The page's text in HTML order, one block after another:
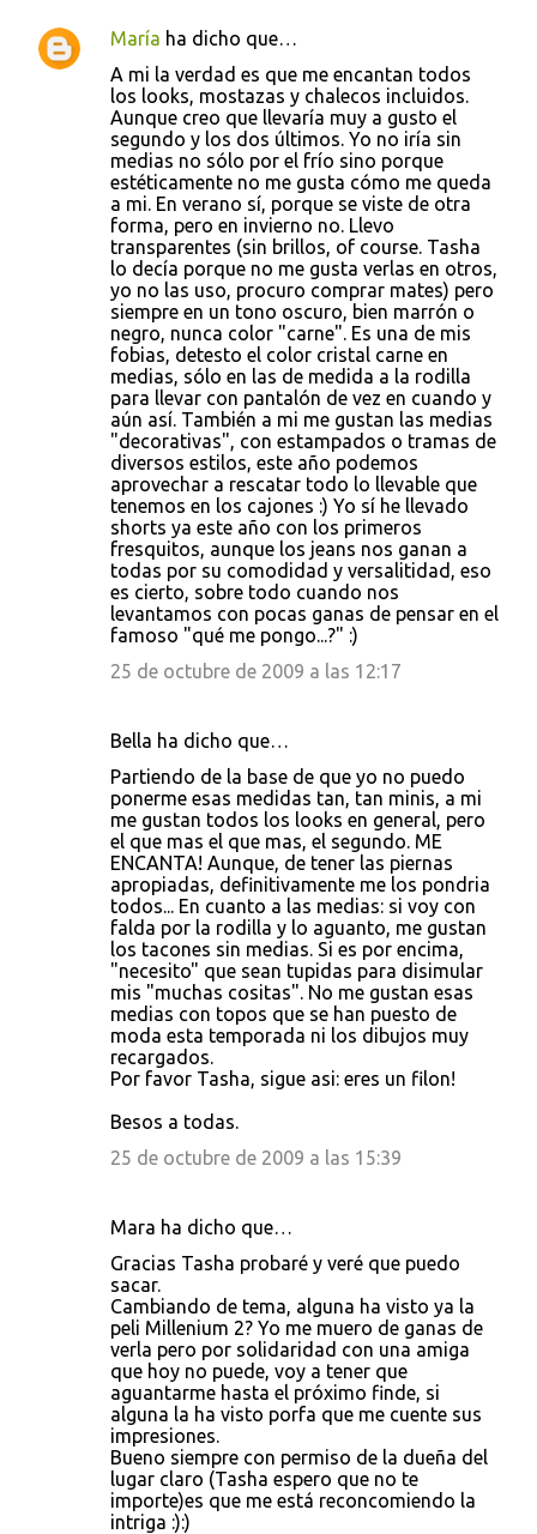
María ha dicho que…
A mi la verdad es que me encantan todos
los looks, mostazas y chalecos incluidos.
Aunque creo que llevaría muy a gusto el
segundo y los dos últimos. Yo no iría sin
medias no sólo por el frío sino porque
estéticamente no me gusta cómo me queda
a mi. En verano sí, porque se viste de otra
forma, pero en invierno no. Llevo
transparentes (sin brillos, of course. Tasha
lo decía porque no me gusta verlas en otros,
yo no las uso, procuro comprar mates) pero
siempre en un tono oscuro, bien marrón o
negro, nunca color "carne". Es una de mis
fobias, detesto el color cristal carne en
medias, sólo en las de medida a la rodilla
para llevar con pantalón de vez en cuando y
aún así. También a mi me gustan las medias
"decorativas", con estampados o tramas de
diversos estilos, este año podemos
aprovechar a rescatar todo lo llevable que
tenemos en los cajones :) Yo sí he llevado
shorts ya este año con los primeros
fresquitos, aunque los jeans nos ganan a
todas por su comodidad y versalitidad, eso
es cierto, sobre todo cuando nos
levantamos con pocas ganas de pensar en el
famoso "qué me pongo...?" :)
25 de octubre de 2009 a las 12:17
Bella ha dicho que…
Partiendo de la base de que yo no puedo
ponerme esas medidas tan, tan minis, a mi
me gustan todos los looks en general, pero
el que mas el que mas, el segundo. ME
ENCANTA! Aunque, de tener las piernas
apropiadas, definitivamente me los pondria
todos... En cuanto a las medias: si voy con
falda por la rodilla y lo aguanto, me gustan
los tacones sin medias. Si es por encima,
"necesito" que sean tupidas para disimular
mis "muchas cositas". No me gustan esas
medias con topos que se han puesto de
moda esta temporada ni los dibujos muy
recargados.
Por favor Tasha, sigue asi: eres un filon!
Besos a todas.
25 de octubre de 2009 a las 15:39
Mara ha dicho que…
Gracias Tasha probaré y veré que puedo
sacar.
Cambiando de tema, alguna ha visto ya la
peli Millenium 2? Yo me muero de ganas de
verla pero por solidaridad con una amiga
que hoy no puede, voy a tener que
aguantarme hasta el próximo finde, si
alguna la ha visto porfa que me cuente sus
impresiones.
Bueno siempre con permiso de la dueña del
lugar claro (Tasha espero que no te
importe)es que me está reconcomiendo la
intriga :):)